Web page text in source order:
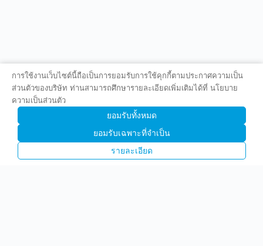
การใช้งานเว็บไซต์นี้ถือเป็นการยอมรับการใช้คุกกี้ตามประกาศความเป็น
ส่วนตัวของบริษัท ท่านสามารถศึกษารายละเอียดเพิ่มเติมได้ที่ นโยบาย
ความเป็นส่วนตัว
ยอมรับทั้งหมด
ยอมรับเฉพาะที่จำเป็น
รายละเอียด